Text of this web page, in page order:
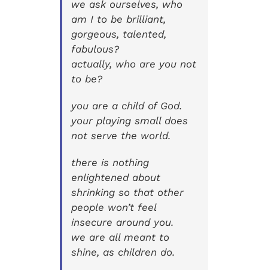
we ask ourselves, who
am I to be brilliant,
gorgeous, talented,
fabulous?
actually, who are you not
to be?
you are a child of God.
your playing small does
not serve the world.
there is nothing
enlightened about
shrinking so that other
people won’t feel
insecure around you.
we are all meant to
shine, as children do.